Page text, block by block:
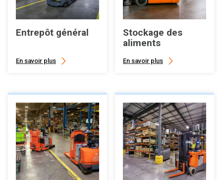
Entrepôt général
En savoir plus
Stockage des
aliments
En savoir plus